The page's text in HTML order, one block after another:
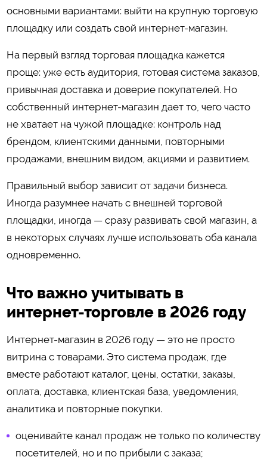
основными вариантами: выйти на крупную торговую
площадку или создать свой интернет-магазин.
На первый взгляд торговая площадка кажется
проще: уже есть аудитория, готовая система заказов,
привычная доставка и доверие покупателей. Но
собственный интернет-магазин дает то, чего часто
не хватает на чужой площадке: контроль над
брендом, клиентскими данными, повторными
продажами, внешним видом, акциями и развитием.
Правильный выбор зависит от задачи бизнеса.
Иногда разумнее начать с внешней торговой
площадки, иногда — сразу развивать свой магазин, а
в некоторых случаях лучше использовать оба канала
одновременно.
Что важно учитывать в
интернет-торговле в 2026 году
Интернет-магазин в 2026 году — это не просто
витрина с товарами. Это система продаж, где
вместе работают каталог, цены, остатки, заказы,
оплата, доставка, клиентская база, уведомления,
аналитика и повторные покупки.
оценивайте канал продаж не только по количеству
посетителей, но и по прибыли с заказа;